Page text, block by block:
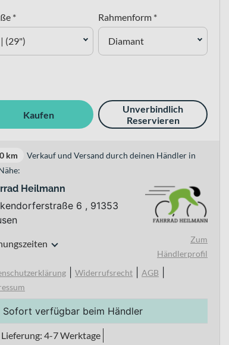
*
| (29")
Rahmenform *
Diamant
Kaufen
Unverbindlich
Reservieren
km
Verkauf und Versand durch deinen Händler in
Heilmann
6 , 91353
Zum
Händlerprofil
Widerrufsrecht AGB
Sofort verfügbar beim Händler
Lieferung: 4-7 Werktage